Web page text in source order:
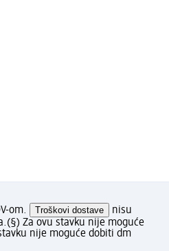
om. Troškovi dostave
nisu
(§) Za ovu stavku nije moguće
nije moguće dobiti dm